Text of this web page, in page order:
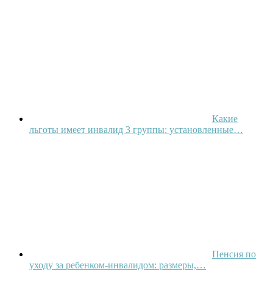
Какие
льготы имеет инвалид 3 группы: установленные…
Пенсия по
уходу за ребенком-инвалидом: размеры,…